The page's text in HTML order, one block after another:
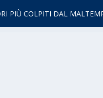
PIÙ COLPITI DAL